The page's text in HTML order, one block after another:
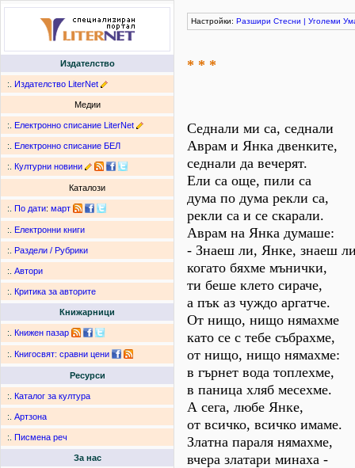
Издателство
:. Издателство LiterNet
Медии
:. Електронно списание LiterNet
:. Електронно списание БЕЛ
:. Културни новини
Каталози
:. По дати: март
:. Електронни книги
:. Раздели / Рубрики
:. Автори
:. Критика за авторите
Книжарници
:. Книжен пазар
:. Книгосвят: сравни цени
Ресурси
:. Каталог за култура
:. Артзона
:. Писмена реч
За нас
Настройки: Разшири Стесни | Уголеми
* * *
Седнали ми са, седнали
Аврам и Янка двенките,
седнали да вечерят.
Ели са още, пили са
дума по дума рекли са,
рекли са и се скарали.
Аврам на Янка думаше:
- Знаеш ли, Янке, знаеш
когато бяхме мънички,
ти беше клето сираче,
а пък аз чуждо аргатче.
От нищо, нищо нямахме
като се с тебе събрахме,
от нищо, нищо нямахме:
в гърнет вода топлехме,
в паница хляб месехме.
А сега, любе Янке,
от всичко, всичко имаме.
Златна параля нямахме,
вчера златари минаха -